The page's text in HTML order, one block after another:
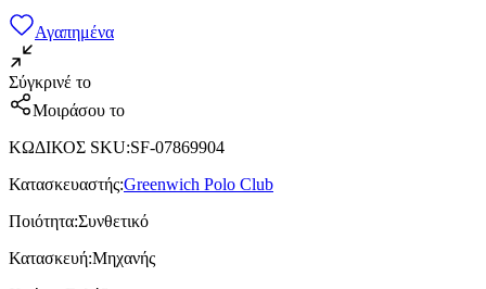
Αγαπημένα
Σύγκρινέ το
Μοιράσου το
ΚΩΔΙΚΟΣ SKU:SF-07869904
Κατασκευαστής:Greenwich Polo Club
Ποιότητα:Συνθετικό
Κατασκευή:Μηχανής